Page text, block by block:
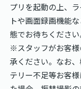
プリを起動の上、
トや画面録画機能
態でお待ちください
※スタッフがお客
承ください。なお
テリー不足等お客